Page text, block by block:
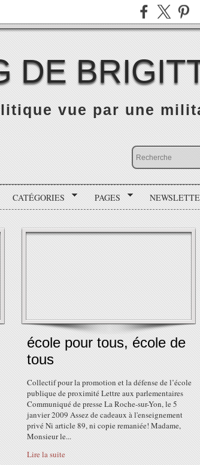
DE
vue par une
CATÉGORIES PAGES
école pour tous, école de
tous
Collectif pour la promotion et la défense de l’école
publique de proximité Lettre aux parlementaires
Communiqué de presse La Roche-sur-Yon, le 5
janvier 2009 Assez de cadeaux à l'enseignement
privé Ni article 89, ni copie remaniée! Madame,
Monsieur le...
Lire la suite